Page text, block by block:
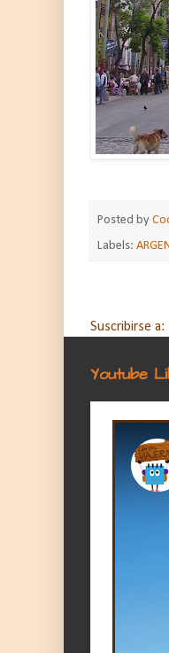
Posted by
Labels:
Suscribirse a:
Youtube